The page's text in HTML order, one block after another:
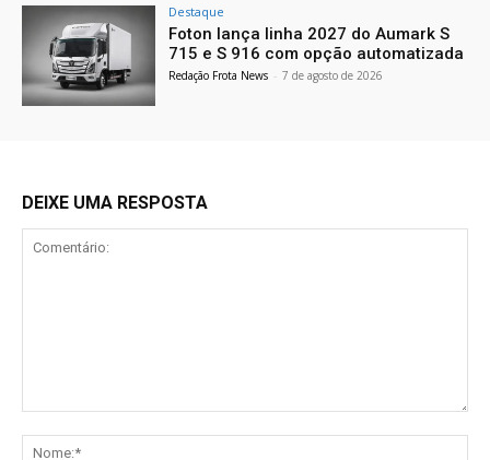
Destaque
Foton lança linha 2027 do Aumark S
715 e S 916 com opção automatizada
Redação Frota News - 7 de agosto de 2026
DEIXE UMA RESPOSTA